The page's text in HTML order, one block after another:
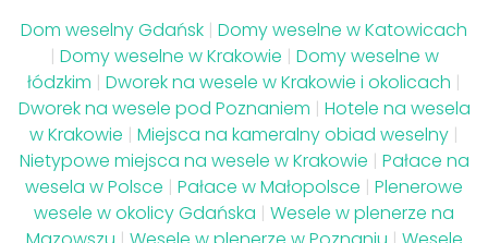
Dom weselny Gdańsk | Domy weselne w Katowicach
| Domy weselne w Krakowie | Domy weselne w
łódzkim | Dworek na wesele w Krakowie i okolicach |
Dworek na wesele pod Poznaniem | Hotele na wesela
w Krakowie | Miejsca na kameralny obiad weselny |
Nietypowe miejsca na wesele w Krakowie | Pałace na
wesela w Polsce | Pałace w Małopolsce | Plenerowe
wesele w okolicy Gdańska | Wesele w plenerze na